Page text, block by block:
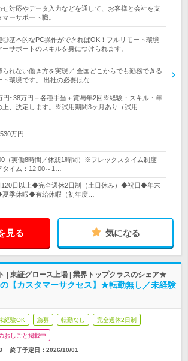
せ対応やデータ入力などを通して、お客様と会社を支
マーサポート職。
◎基本的なPC操作ができればOK！フルリモート環境
ーサポートのスキルを身につけられます。
られない働き方を実現／ 全国どこからでも勤務できる
ト環境です。 出社の必要はな…
円~38万円＋各種手当＋賞与年2回※経験・スキル・年
上、決定します。※試用期間3ヶ月あり（試用…
万円
（実働8時間／休憩1時間）※フレックスタイム制度
タイム：12:00～1…
120日以上◆完全週休2日制（土日休み）◆祝日◆年末
季休暇◆有給休暇（初年度…
見る 気になる
| 東証グロース上場 | 業界トップクラスのシェア★
【カスタマーサクセス】★転勤無し／未経験
経験OK 急募 転勤なし 完全週休2日制
おしごと掲載中
終了予定日： 2026/10/01